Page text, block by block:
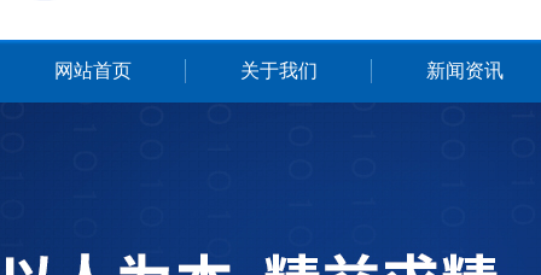
网站首页 关于我们 新闻资讯